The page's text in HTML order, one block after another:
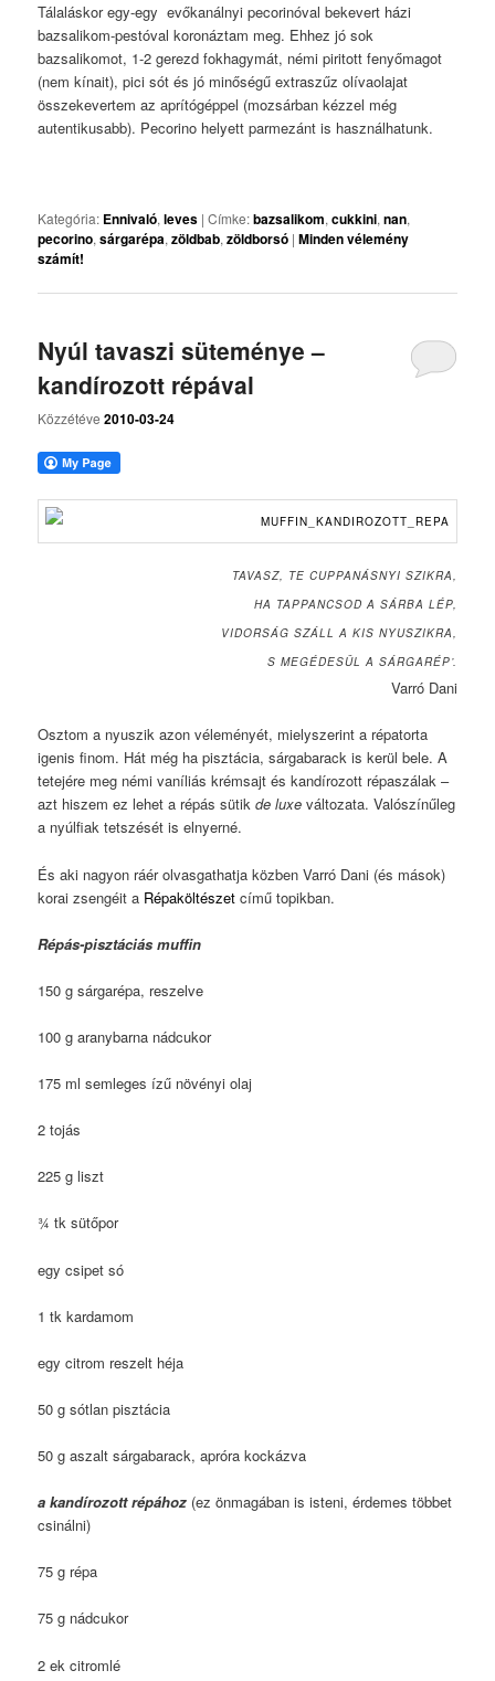
Tálaláskor egy-egy evőkanálnyi pecorinóval bekevert házi
bazsalikom-pestóval koronáztam meg. Ehhez jó sok
bazsalikomot, 1-2 gerezd fokhagymát, némi piritott fenyőmagot
(nem kínait), pici sót és jó minőségű extraszűz olívaolajat
összekevertem az aprítógéppel (mozsárban kézzel még
autentikusabb). Pecorino helyett parmezánt is használhatunk.
Kategória: Ennivaló,leves |Címke:bazsalikom,cukkini,nan,
pecorino,sárgarépa,zöldbab,zöldborsó |Minden vélemény
számít!
Nyúl tavaszi süteménye –
kandírozott répával
Közzétéve2010-03-24
TAVASZ, TE CUPPANÁSNYI SZIKRA,
HA TAPPANCSOD A SÁRBA LÉP,
VIDORSÁG SZÁLL A KIS NYUSZIKRA,
S MEGÉDESÜL A SÁRGARÉP’.
Varró Dani
Osztom a nyuszik azon véleményét, mielyszerint a répatorta
igenis finom. Hát még ha pisztácia, sárgabarack is kerül bele. A
tetejére meg némi vaníliás krémsajt és kandírozott répaszálak –
azt hiszem ez lehet a répás sütikde luxeváltozata. Valószínűleg
a nyúlfiak tetszését is elnyerné.
És aki nagyon ráér olvasgathatja közben Varró Dani (és mások)
korai zsengéit a Répaköltészet című topikban.
Répás-pisztáciás muffin
150 g sárgarépa, reszelve
100 g aranybarna nádcukor
175 ml semleges ízű növényi olaj
2 tojás
225 g liszt
¾ tk sütőpor
egy csipet só
1 tk kardamom
egy citrom reszelt héja
50 g sótlan pisztácia
50 g aszalt sárgabarack, apróra kockázva
a kandírozott répához (ez önmagában is isteni, érdemes többet
csinálni)
75 g répa
75 g nádcukor
2 ek citromlé